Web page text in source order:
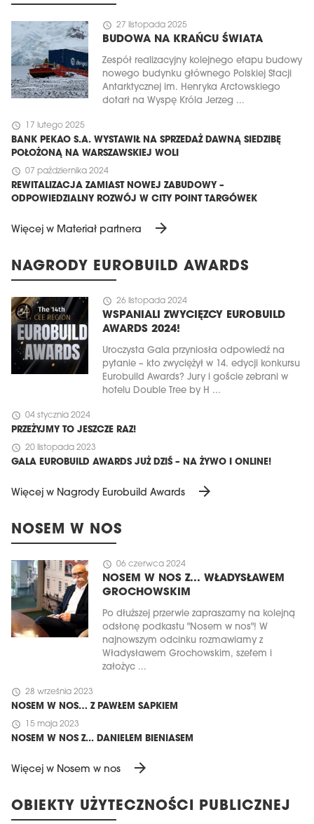
schedule 27 listopada 2025
BUDOWA NA KRAŃCU ŚWIATA
Zespół realizacyjny kolejnego etapu budowy
nowego budynku głównego Polskiej Stacji
Antarktycznej im. Henryka Arctowskiego
dotarł na Wyspę Króla Jerzeg ...
schedule 17 lutego 2025
BANK PEKAO S.A. WYSTAWIŁ NA SPRZEDAŻ DAWNĄ SIEDZIBĘ
POŁOŻONĄ NA WARSZAWSKIEJ WOLI
schedule 07 października 2024
REWITALIZACJA ZAMIAST NOWEJ ZABUDOWY –
ODPOWIEDZIALNY ROZWÓJ W CITY POINT TARGÓWEK
Więcej w Materiał partnera arrow_forward
NAGRODY EUROBUILD AWARDS
schedule 26 listopada 2024
WSPANIALI ZWYCIĘZCY EUROBUILD
AWARDS 2024!
Uroczysta Gala przyniosła odpowiedź na
pytanie – kto zwyciężył w 14. edycji konkursu
Eurobuild Awards? Jury i goście zebrani w
hotelu Double Tree by H ...
schedule 04 stycznia 2024
PRZEŻYJMY TO JESZCZE RAZ!
schedule 20 listopada 2023
GALA EUROBUILD AWARDS JUŻ DZIŚ – NA ŻYWO I ONLINE!
Więcej w Nagrody Eurobuild Awards arrow_forward
NOSEM W NOS
schedule 06 czerwca 2024
NOSEM W NOS Z... WŁADYSŁAWEM
GROCHOWSKIM
Po dłuższej przerwie zapraszamy na kolejną
odsłonę podkastu "Nosem w nos"! W
najnowszym odcinku rozmawiamy z
Władysławem Grochowskim, szefem i
założyc ...
schedule 28 września 2023
NOSEM W NOS… Z PAWŁEM SAPKIEM
schedule 15 maja 2023
NOSEM W NOS Z... DANIELEM BIENIASEM
Więcej w Nosem w nos arrow_forward
OBIEKTY UŻYTECZNOŚCI PUBLICZNEJ